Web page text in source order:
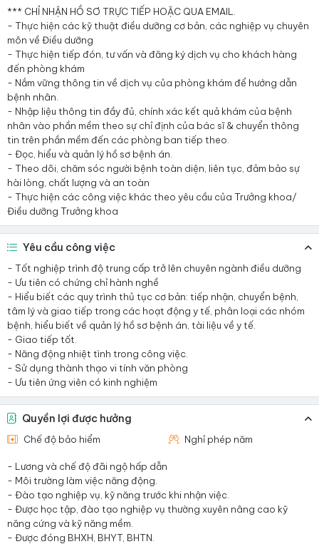
*** CHỈ NHẬN HỒ SƠ TRỰC TIẾP HOẶC QUA EMAIL.
- Thực hiện các kỹ thuật điều dưỡng cơ bản, các nghiệp vụ chuyên
môn về Điều dưỡng
- Thực hiện tiếp đón, tư vấn và đăng ký dịch vụ cho khách hàng
đến phòng khám
- Nắm vững thông tin về dịch vụ của phòng khám để hướng dẫn
bệnh nhân.
- Nhập liệu thông tin đầy đủ, chính xác kết quả khám của bệnh
nhân vào phần mềm theo sự chỉ định của bác sĩ & chuyển thông
tin trên phần mềm đến các phòng ban tiếp theo.
- Đọc, hiểu và quản lý hồ sơ bệnh án.
- Theo dõi, chăm sóc người bệnh toàn diện, liên tục, đảm bảo sự
hài lòng, chất lượng và an toàn
- Thực hiện các công việc khác theo yêu cầu của Trưởng khoa/
Điều dưỡng Trưởng khoa
Yêu cầu công việc
- Tốt nghiệp trình độ trung cấp trở lên chuyên ngành điều dưỡng
- Ưu tiên có chứng chỉ hành nghề
- Hiểu biết các quy trình thủ tục cơ bản: tiếp nhận, chuyển bệnh,
tâm lý và giao tiếp trong các hoạt động y tế, phân loại các nhóm
bệnh, hiểu biết về quản lý hồ sơ bệnh án, tài liệu về y tế.
- Giao tiếp tốt.
- Năng động nhiệt tình trong công việc.
- Sử dụng thành thạo vi tính văn phòng
- Ưu tiên ứng viên có kinh nghiệm
Quyền lợi được hưởng
Chế độ bảo hiểm Nghỉ phép năm
- Lương và chế độ đãi ngộ hấp dẫn
- Môi trường làm việc năng động.
- Đào tạo nghiệp vụ, kỹ năng trước khi nhận việc.
- Được học tập, đào tạo nghiệp vụ thường xuyên nâng cao kỹ
năng cứng và kỹ năng mềm.
- Được đóng BHXH, BHYT, BHTN.